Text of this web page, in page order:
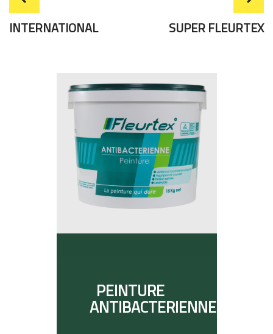
INTERNATIONAL SUPER FLEURTEX
PEINTURE
ANTIBACTERIENNE